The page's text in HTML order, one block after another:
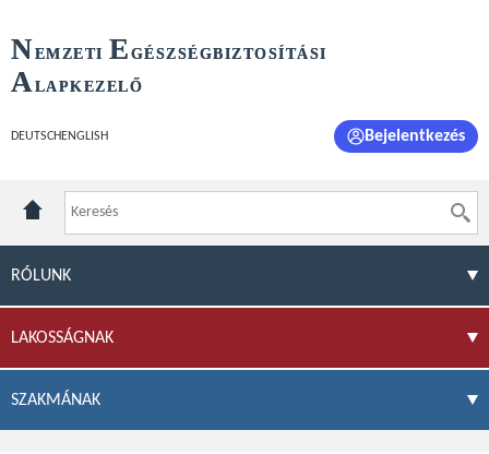
NEMZETI E GÉSZSÉGBIZTOSÍTÁSI
ALAPKEZELŐ
DEUTSCH ENGLISH Bejelentkezés
RÓLUNK
LAKOSSÁGNAK
SZAKMÁNAK